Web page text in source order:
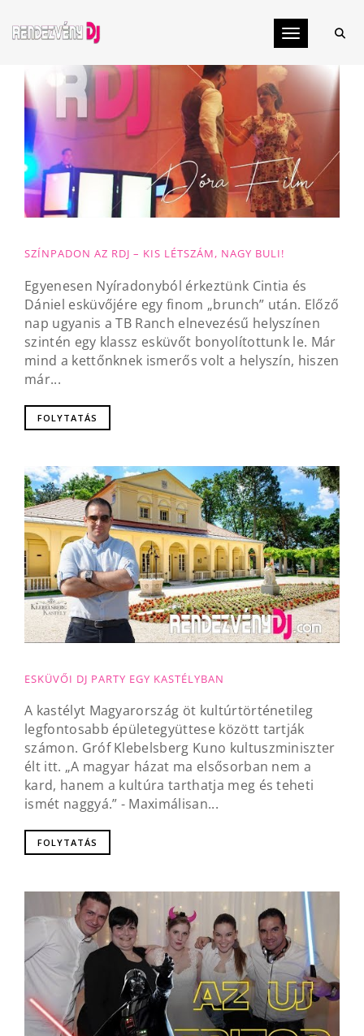
Toggle
SZÍNPADON AZ RDJ – KIS LÉTSZÁM, NAGY BULI!
Egyenesen Nyíradonyból érkeztünk Cintia és
Dániel esküvőjére egy finom „brunch” után. Előző
nap ugyanis a TB Ranch elnevezésű helyszínen
szintén egy klassz esküvőt bonyolítottunk le. Már
mind a kettőnknek ismerős volt a helyszín, hiszen
már...
FOLYTATÁS
ESKÜVŐI DJ PARTY EGY KASTÉLYBAN
A kastélyt Magyarország öt kultúrtörténetileg
legfontosabb épületegyüttese között tartják
számon. Gróf Klebelsberg Kuno kultuszminiszter
élt itt. „A magyar házat ma elsősorban nem a
kard, hanem a kultúra tarthatja meg és teheti
ismét naggyá.” - Maximálisan...
FOLYTATÁS